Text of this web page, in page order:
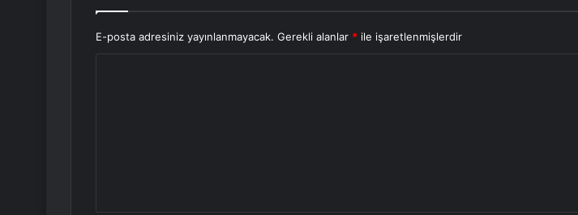
E-posta adresiniz yayınlanmayacak. Gerekli alanlar * ile işaretlenmişlerdir